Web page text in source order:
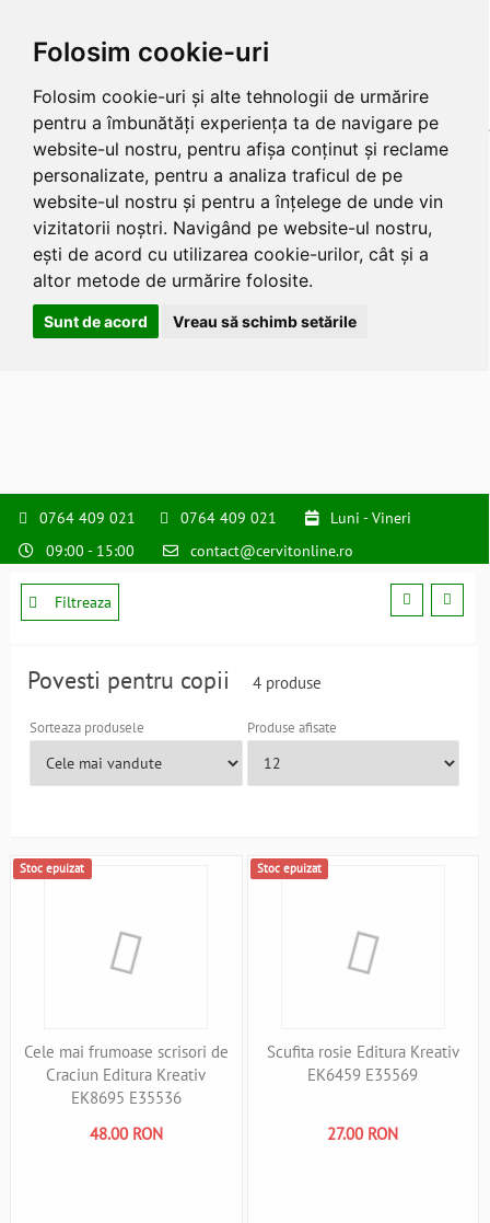
Folosim cookie-uri
Folosim cookie-uri și alte tehnologii de urmărire
pentru a îmbunătăți experiența ta de navigare pe
website-ul nostru, pentru afișa conținut și reclame
personalizate, pentru a analiza traficul de pe
website-ul nostru și pentru a înțelege de unde vin
vizitatorii noștri. Navigând pe website-ul nostru,
ești de acord cu utilizarea cookie-urilor, cât și a
altor metode de urmărire folosite.
Sunt de acord Vreau să schimb setările
0764 409 021 0764 409 021
Luni - Vineri
09:00 - 15:00
contact@cervitonline.ro
Filtreaza
Povesti pentru copii 4 produse
Sorteaza produsele Produse afisate
Stoc epuizat
Cele mai frumoase scrisori de
Craciun Editura Kreativ
EK8695 E35536
48.00 RON
Stoc epuizat
Scufita rosie Editura Kreativ
EK6459 E35569
27.00 RON